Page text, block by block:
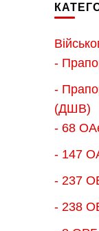
-
-
(ДШВ)
- 68
- 147
- 237
- 238